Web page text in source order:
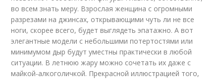
во всем знать меру. Взрослая женщина с огромными
разрезами на джинсах, открывающими чуть ли не все
ноги, скорее всего, будет выглядеть эпатажно. А вот
элегантные модели с небольшими потертостями или
минимумом дыр будут уместны практически в любой
ситуации. В летнюю жару можно сочетать их даже с
майкой-алкоголичкой. Прекрасной иллюстрацией того,